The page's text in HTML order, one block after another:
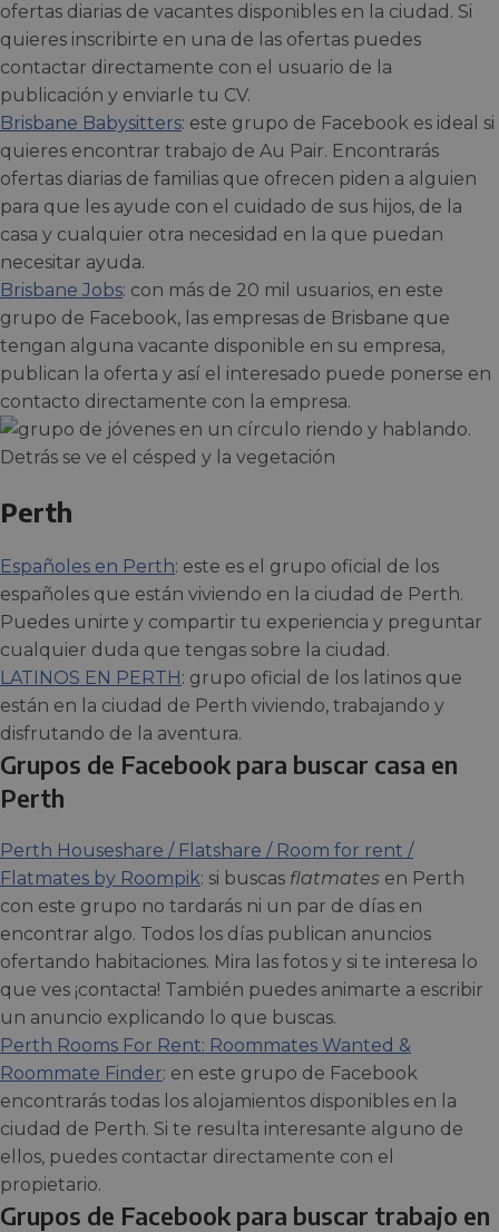
ofertas diarias de vacantes disponibles en la ciudad. Si
quieres inscribirte en una de las ofertas puedes
contactar directamente con el usuario de la
publicación y enviarle tu CV.
Brisbane Babysitters: este grupo de Facebook es ideal si
quieres encontrar trabajo de Au Pair. Encontrarás
ofertas diarias de familias que ofrecen piden a alguien
para que les ayude con el cuidado de sus hijos, de la
casa y cualquier otra necesidad en la que puedan
necesitar ayuda.
Brisbane Jobs: con más de 20 mil usuarios, en este
grupo de Facebook, las empresas de Brisbane que
tengan alguna vacante disponible en su empresa,
publican la oferta y así el interesado puede ponerse en
contacto directamente con la empresa.
Perth
Españoles en Perth: este es el grupo oficial de los
españoles que están viviendo en la ciudad de Perth.
Puedes unirte y compartir tu experiencia y preguntar
cualquier duda que tengas sobre la ciudad.
LATINOS EN PERTH: grupo oficial de los latinos que
están en la ciudad de Perth viviendo, trabajando y
disfrutando de la aventura.
Grupos de Facebook para buscar casa en
Perth
Perth Houseshare / Flatshare / Room for rent /
Flatmates by Roompik: si buscas flatmates en Perth
con este grupo no tardarás ni un par de días en
encontrar algo. Todos los días publican anuncios
ofertando habitaciones. Mira las fotos y si te interesa lo
que ves ¡contacta! También puedes animarte a escribir
un anuncio explicando lo que buscas.
Perth Rooms For Rent: Roommates Wanted &
Roommate Finder: en este grupo de Facebook
encontrarás todas los alojamientos disponibles en la
ciudad de Perth. Si te resulta interesante alguno de
ellos, puedes contactar directamente con el
propietario.
Grupos de Facebook para buscar trabajo en